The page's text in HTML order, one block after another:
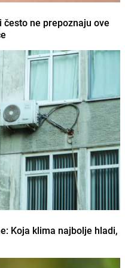
ne prepoznaju ove
Koja klima najbolje hladi,